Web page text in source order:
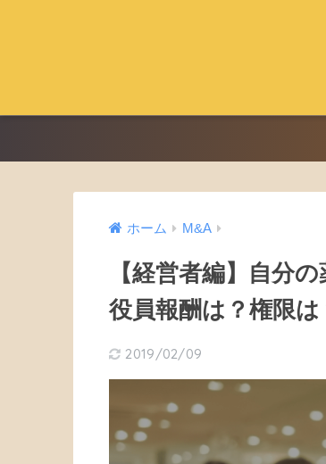
ホーム M&A
【経営者編】自分
役員報酬は？権限は
2019/02/09